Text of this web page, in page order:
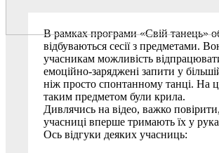
В рамках програми «Свій танець»
відбуваються сесії з предметами.
учасникам можливість
емоційно-заряджені запити у
ніж просто спонтанному танці. На
таким предметом були крила.
Дивлячись на відео, важко
учасниці вперше тримають їх у
Ось відгуки деяких учасниць: